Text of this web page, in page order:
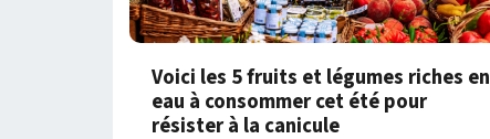
Voici les 5 fruits et légumes riches en
eau à consommer cet été pour
résister à la canicule